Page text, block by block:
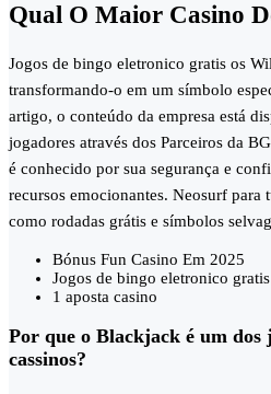
Qual O Maior Casino
Jogos de bingo eletronico gratis os
transformando-o em um símbolo
artigo, o conteúdo da empresa está
jogadores através dos Parceiros da
é conhecido por sua segurança e
recursos emocionantes. Neosurf para
como rodadas grátis e símbolos
Bónus Fun Casino Em 2025
Jogos de bingo eletronico gratis
1 aposta casino
Por que o Blackjack é um dos
cassinos?